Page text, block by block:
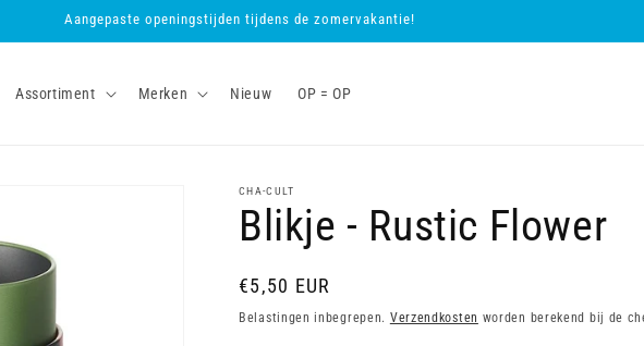
Aangepaste openingstijden tijdens de zomervakantie!
Assortiment Merken Nieuw OP = OP
CHA-CULT
Blikje - Rustic Flower
Normale
prijs
€5,50 EUR
Belastingen inbegrepen. Verzendkosten worden berekend bij de